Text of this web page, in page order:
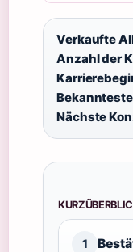
Verkaufte
Anzahl der
Nächste
1